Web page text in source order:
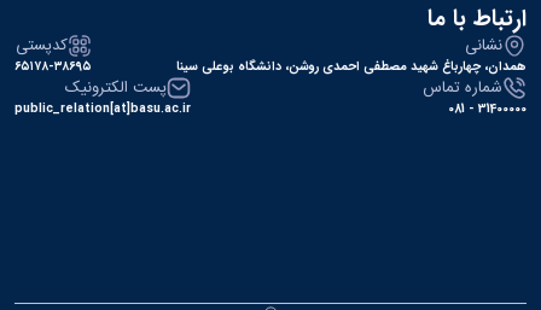
ارتباط با ما
نشانی
همدان، چهارباغ شهید مصطفی احمدی روشن، دانشگاه بوعلی سینا
کدپستی
۶۵۱۷۸-۳۸۶۹۵
شماره تماس
31400000 - 081
پست الکترونیک
public_relation[at]basu.ac.ir